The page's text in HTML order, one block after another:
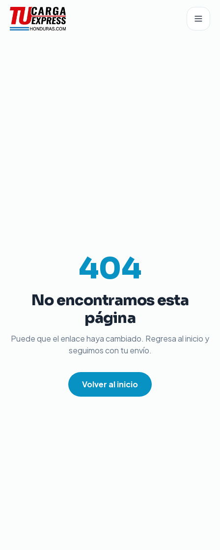
404
No encontramos esta
página
Puede que el enlace haya cambiado. Regresa al inicio y
seguimos con tu envío.
Volver al inicio